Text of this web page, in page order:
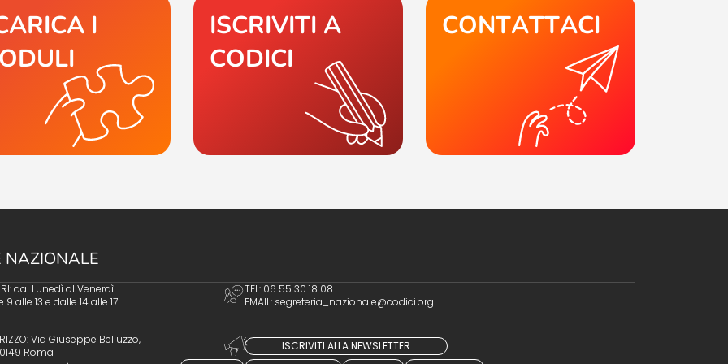
I
ISCRIVITI A
CODICI
CONTATTACI
NAZIONALE
dal Lunedì al Venerdì
9 alle 13 e dalle 14 alle 17
TEL: 06 55 30 18 08
EMAIL: segreteria_nazionale@codici.org
Via Giuseppe Belluzzo,
Roma
ISCRIVITI ALLA NEWSLETTER